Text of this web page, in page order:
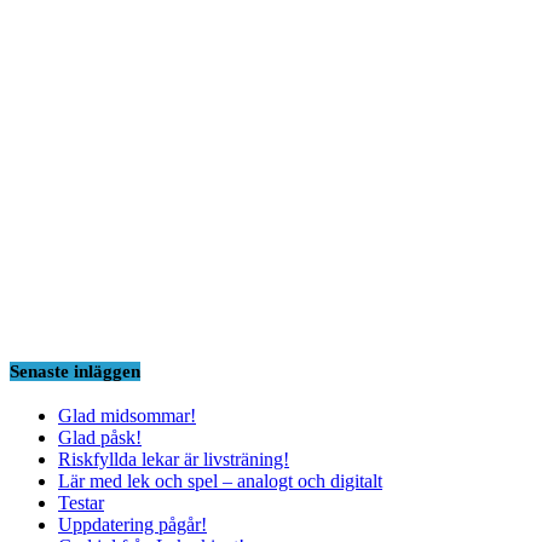
Senaste inläggen
Glad midsommar!
Glad påsk!
Riskfyllda lekar är livsträning!
Lär med lek och spel – analogt och digitalt
Testar
Uppdatering pågår!